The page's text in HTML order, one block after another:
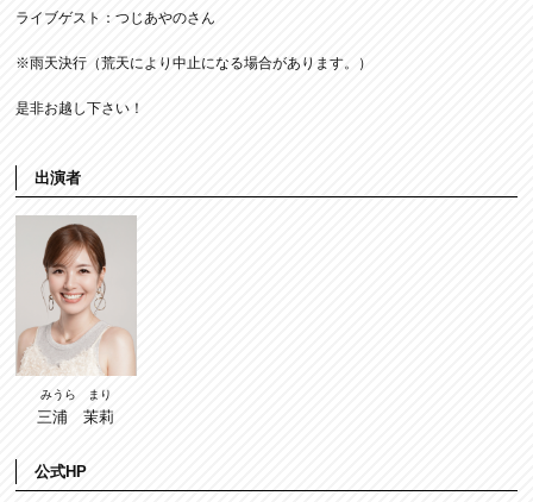
ライブゲスト：つじあやのさん
※雨天決行（荒天により中止になる場合があります。）
是非お越し下さい！
出演者
みうら まり
三浦 茉莉
公式HP